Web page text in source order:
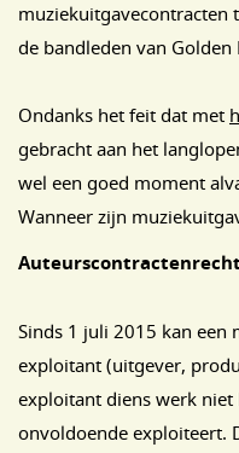
muziekuitgavecontracten
de bandleden van Golden
Ondanks het feit dat met
gebracht aan het
wel een goed moment
Wanneer zijn
Auteurscontractenrecht
Sinds 1 juli 2015 kan een
exploitant (uitgever,
exploitant diens werk
onvoldoende exploiteert.